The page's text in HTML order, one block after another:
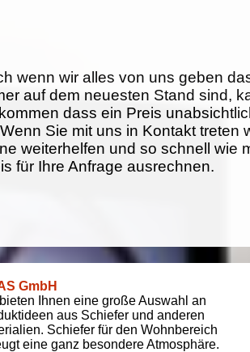
wenn wir alles von uns geben
auf dem neuesten Stand sind,
dass ein Preis
Sie mit uns in Kontakt treten
weiterhelfen und so schnell wie
für Ihre Anfrage ausrechnen.
GmbH
Ihnen eine große Auswahl an
aus Schiefer und anderen
Schiefer für den Wohnbereich
eine ganz besondere Atmosphäre.